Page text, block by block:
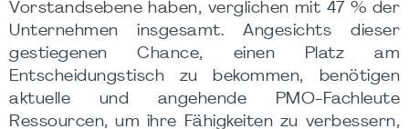
Vorstandsebene haben, verglichen mit 47 % der
Unternehmen insgesamt. Angesichts dieser
gestiegenen Chance, einen Platz am
Entscheidungstisch zu bekommen, benötigen
aktuelle und angehende PMO-Fachleute
Ressourcen, um ihre Fähigkeiten zu verbessern,